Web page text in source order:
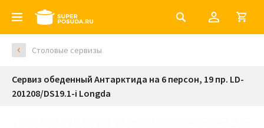
Столовые сервизы
Сервиз обеденный Антарктида на 6 персон, 19 пр. LD-
201208/DS19.1-i Longda